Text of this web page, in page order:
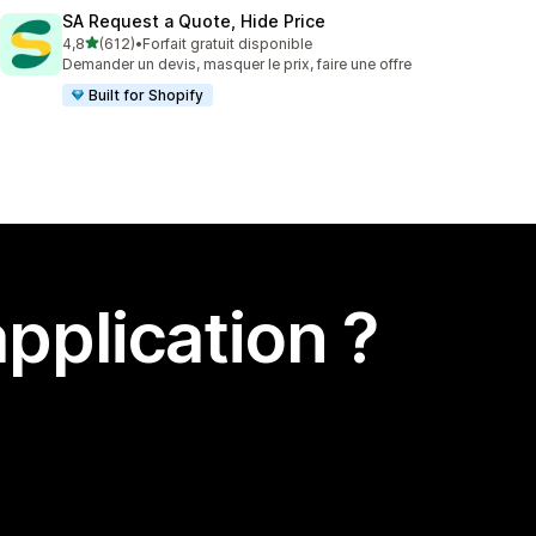
SA Request a Quote, Hide Price
4,8étoile(s) sur 5
(612)
612 avis au total
•Forfait gratuit disponible
Demander un devis, masquer le prix, faire une offre
Built for Shopify
?